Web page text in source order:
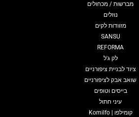
מברשות / מכחולים
נוזלים
מזוודות לקים
SANSU
REFORMA
לק ג'ל
ציוד לבניית ציפורניים
שואב אבק לציפורניים
בייסים וטופים
עיני חתול
קומילפו | Komilfo